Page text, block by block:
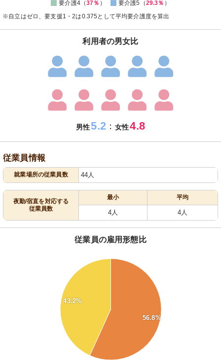
要介護4（37％ ） 要介護5（29.3％ ）
※自立はゼロ、要支援1・2は0.375として平均要介護度を算出
利用者の男女比
男性5.2：女性4.8
従業員情報
就業場所の従業員数 44人
夜勤/宿直を対応する
従業員数
最小 平均
4人 4人
従業員の雇用形態比
56.8%
43.2%